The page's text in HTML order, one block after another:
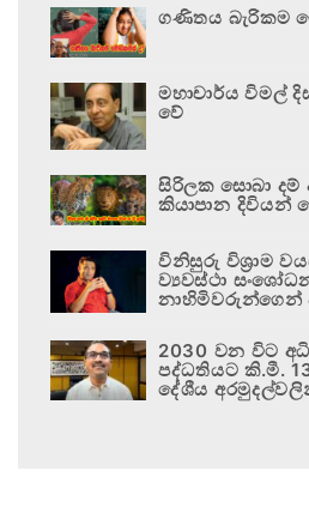
ගණිතය බැරිකම
මහාචාර්ය විමල්
වේ
සිරිලක සොබා
කියාපාන දිවියන්
විනිසුරු විශ්‍රාම
ව්‍යවස්ථා
නාහිමිවරුන්ගෙන්
2030 වන විට
පද්ධතියට කි.මී.
දේශීය